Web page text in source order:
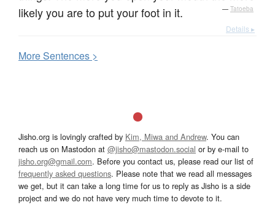
likely you are to put your foot in it.
— Tatoeba
Details ▸
MoreSentences >
Jisho.org is lovingly crafted by Kim, Miwa and Andrew. You can
reach us on Mastodon at @jisho@mastodon.social or by e-mail to
jisho.org@gmail.com. Before you contact us, please read our list of
frequently asked questions. Please note that we read all messages
we get, but it can take a long time for us to reply as Jisho is a side
project and we do not have very much time to devote to it.